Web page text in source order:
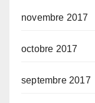
novembre 2017
octobre 2017
septembre 2017